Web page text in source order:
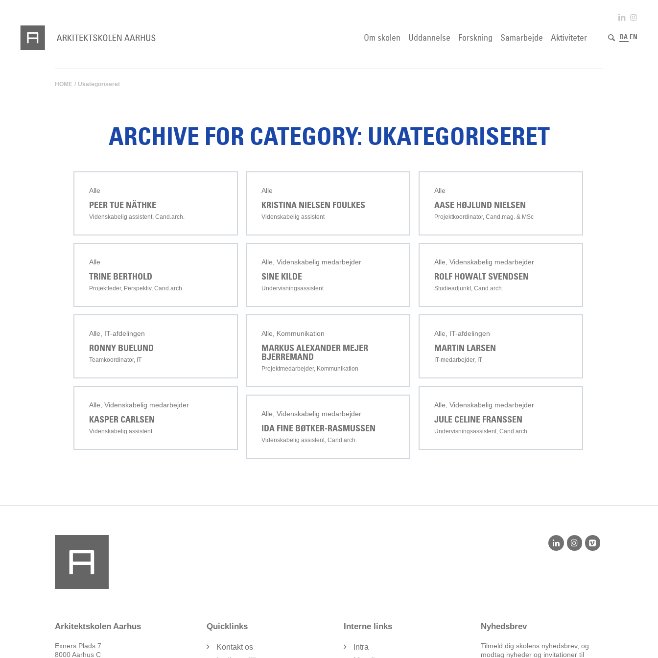
Om skolen Uddannelse Forskning Samarbejde Aktiviteter DA EN
HOME / Ukategoriseret
ARCHIVE FOR CATEGORY: UKATEGORISERET
Alle
PEER TUE NÄTHKE
Videnskabelig assistent, Cand.arch.
Alle
KRISTINA NIELSEN FOULKES
Videnskabelig assistent
Alle
AASE HØJLUND NIELSEN
Projektkoordinator, Cand.mag. & MSc
Alle
TRINE BERTHOLD
Projektleder, Perspektiv, Cand.arch.
Alle, Videnskabelig medarbejder
SINE KILDE
Undervisningsassistent
Alle, Videnskabelig medarbejder
ROLF HOWALT SVENDSEN
Studieadjunkt, Cand.arch.
Alle, IT-afdelingen
RONNY BUELUND
Teamkoordinator, IT
Alle, Kommunikation
MARKUS ALEXANDER MEJER
BJERREMAND
Projektmedarbejder, Kommunikation
Alle, IT-afdelingen
MARTIN LARSEN
IT-medarbejder, IT
Alle, Videnskabelig medarbejder
KASPER CARLSEN
Videnskabelig assistent
Alle, Videnskabelig medarbejder
JULE CELINE FRANSSEN
Undervisningsassistent, Cand.arch.
Alle, Videnskabelig medarbejder
IDA FINE BØTKER-RASMUSSEN
Videnskabelig assistent, Cand.arch.
Arkitektskolen Aarhus
Exners Plads 7
8000 Aarhus C
Quicklinks
Kontakt os
Interne links
Intra
Nyhedsbrev
Tilmeld dig skolens nyhedsbrev, og
modtag nyheder og invitationer til